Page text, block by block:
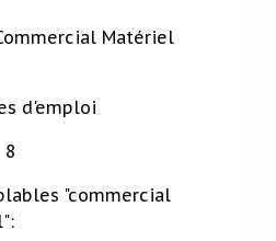
Matériel
d'emploi
"commercial